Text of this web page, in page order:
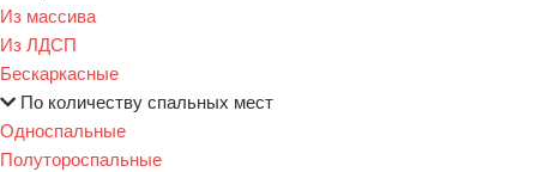
Из массива
Из ЛДСП
Бескаркасные
По количеству спальных мест
Односпальные
Полутороспальные